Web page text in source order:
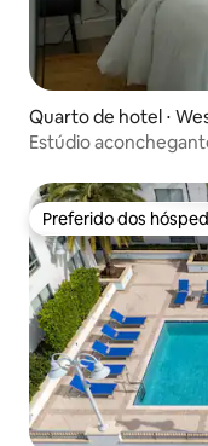
Quarto de hotel ⋅
Estúdio
Preferido dos
Preferido dos